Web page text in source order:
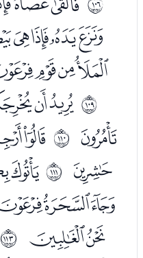
ﱬ
ﮐ ﱭ
ﮘ ﱮ
ﮨﮩ ﱰ